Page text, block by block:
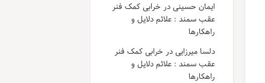
ایمان حسینیدر خرابی کمک فنر
عقب سمند : علائم دلایل و
راهکارها
دلسا میرزاییدر خرابی کمک فنر
عقب سمند : علائم دلایل و
راهکارها